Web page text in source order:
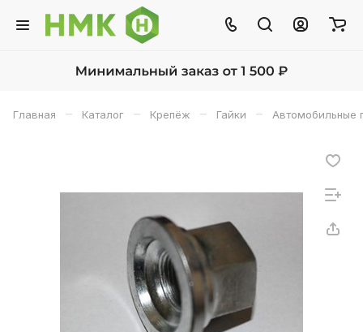
Главная – Каталог – Крепёж – Гайки – Автомобильные